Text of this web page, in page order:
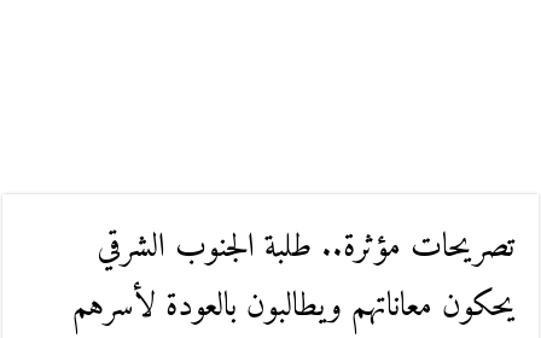
تصريحات مؤثرة.. طلبة الجنوب الشرقي
يحكون معاناتهم ويطالبون بالعودة لأسرهم